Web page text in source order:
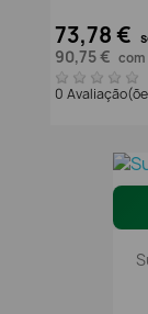
73,78 €
90,75 € com
0